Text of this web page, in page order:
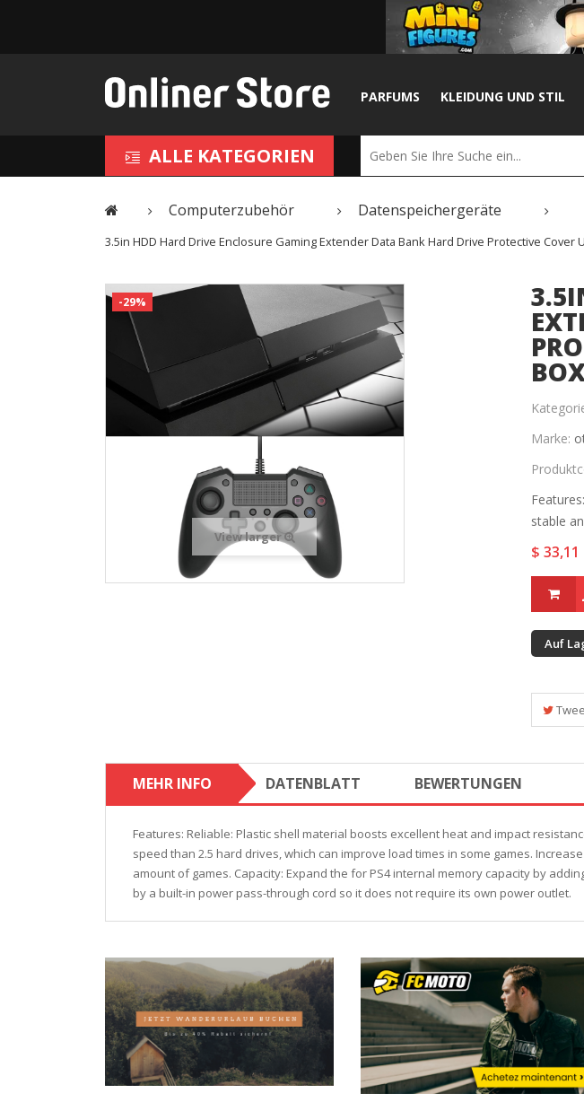
PARFUMS KLEIDUNG UND STIL
ALLE KATEGORIEN
Computerzubehör Datenspeichergeräte
3.5in HDD Hard Drive Enclosure Gaming Extender Data Bank Hard Drive Protective Cover
-29%
View larger
Marke:
stable
$ 33,11
Auf
MEHR INFO DATENBLATT BEWERTUNGEN
Features: Reliable: Plastic shell material boosts excellent heat and impact
speed than 2.5 hard drives, which can improve load times in some games.
amount of games. Capacity: Expand the for PS4 internal memory capacity by
by a built-in power pass-through cord so it does not require its own power outlet.